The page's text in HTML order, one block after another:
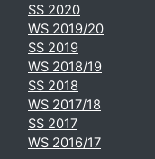
SS 2020
WS 2019/20
SS 2019
WS 2018/19
SS 2018
WS 2017/18
SS 2017
WS 2016/17